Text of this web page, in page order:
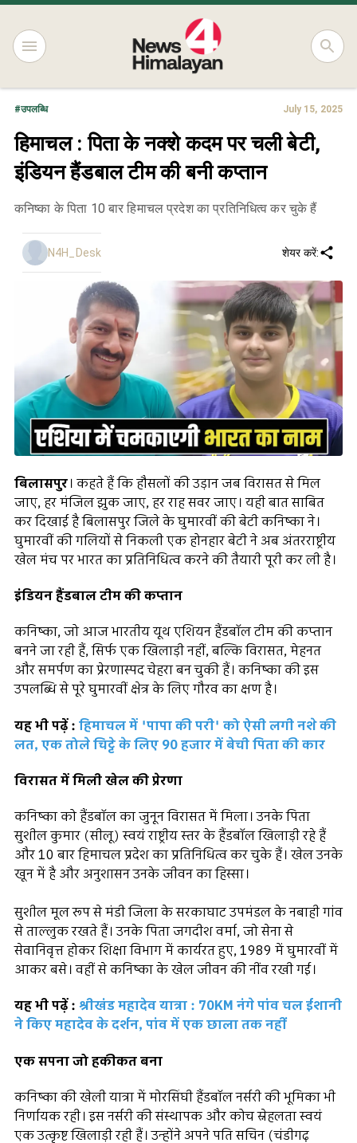
#उपलब्धि July 15, 2025
हिमाचल : पिता के नक्शे कदम पर चली बेटी,
इंडियन हैंडबाल टीम की बनी कप्तान
कनिष्का के पिता 10 बार हिमाचल प्रदेश का प्रतिनिधित्व कर चुके हैं
N4H_Desk शेयर करें:
बिलासपुर। कहते हैं कि हौसलों की उड़ान जब विरासत से मिल
जाए, हर मंजिल झुक जाए, हर राह सवर जाए। यही बात साबित
कर दिखाई है बिलासपुर जिले के घुमारवीं की बेटी कनिष्का ने।
घुमारवीं की गलियों से निकली एक होनहार बेटी ने अब अंतरराष्ट्रीय
खेल मंच पर भारत का प्रतिनिधित्व करने की तैयारी पूरी कर ली है।
इंडियन हैंडबाल टीम की कप्तान
कनिष्का, जो आज भारतीय यूथ एशियन हैंडबॉल टीम की कप्तान
बनने जा रही हैं, सिर्फ एक खिलाड़ी नहीं, बल्कि विरासत, मेहनत
और समर्पण का प्रेरणास्पद चेहरा बन चुकी हैं। कनिष्का की इस
उपलब्धि से पूरे घुमारवीं क्षेत्र के लिए गौरव का क्षण है।
यह भी पढ़ें : हिमाचल में 'पापा की परी' को ऐसी लगी नशे की
लत, एक तोले चिट्टे के लिए 90 हजार में बेची पिता की कार
विरासत में मिली खेल की प्रेरणा
कनिष्का को हैंडबॉल का जुनून विरासत में मिला। उनके पिता
सुशील कुमार (सीलू) स्वयं राष्ट्रीय स्तर के हैंडबॉल खिलाड़ी रहे हैं
और 10 बार हिमाचल प्रदेश का प्रतिनिधित्व कर चुके हैं। खेल उनके
खून में है और अनुशासन उनके जीवन का हिस्सा।
सुशील मूल रूप से मंडी जिला के सरकाघाट उपमंडल के नबाही गांव
से ताल्लुक रखते हैं। उनके पिता जगदीश वर्मा, जो सेना से
सेवानिवृत्त होकर शिक्षा विभाग में कार्यरत हुए, 1989 में घुमारवीं में
आकर बसे। वहीं से कनिष्का के खेल जीवन की नींव रखी गई।
यह भी पढ़ें : श्रीखंड महादेव यात्रा : 70KM नंगे पांव चल ईशानी
ने किए महादेव के दर्शन, पांव में एक छाला तक नहीं
एक सपना जो हकीकत बना
कनिष्का की खेली यात्रा में मोरसिंघी हैंडबॉल नर्सरी की भूमिका भी
निर्णायक रही। इस नर्सरी की संस्थापक और कोच स्नेहलता स्वयं
एक उत्कृष्ट खिलाड़ी रही हैं। उन्होंने अपने पति सचिन (चंडीगढ़